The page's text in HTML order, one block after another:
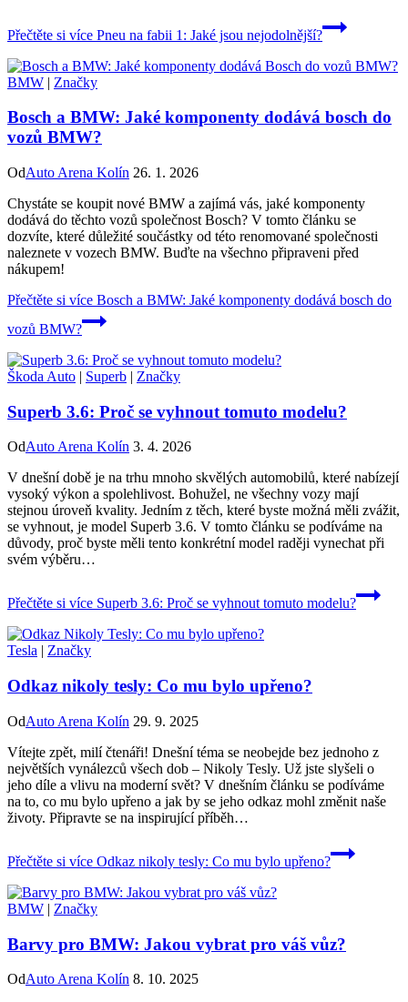
Přečtěte si více Pneu na fabii 1: Jaké jsou nejodolnější?
BMW | Značky
Bosch a BMW: Jaké komponenty dodává bosch do
vozů BMW?
OdAuto Arena Kolín 26. 1. 2026
Chystáte se koupit nové BMW a zajímá vás, jaké komponenty
dodává do těchto vozů společnost Bosch? V tomto článku se
dozvíte, které důležité součástky od této renomované společnosti
naleznete v vozech BMW. Buďte na všechno připraveni před
nákupem!
Přečtěte si více Bosch a BMW: Jaké komponenty dodává bosch do
vozů BMW?
Škoda Auto | Superb | Značky
Superb 3.6: Proč se vyhnout tomuto modelu?
OdAuto Arena Kolín 3. 4. 2026
V dnešní době je na trhu mnoho skvělých automobilů, které nabízejí
vysoký výkon a spolehlivost. Bohužel, ne všechny vozy mají
stejnou úroveň kvality. Jedním z těch, které byste možná měli zvážit,
se vyhnout, je model Superb 3.6. V tomto článku se podíváme na
důvody, proč byste měli tento konkrétní model raději vynechat při
svém výběru…
Přečtěte si více Superb 3.6: Proč se vyhnout tomuto modelu?
Tesla | Značky
Odkaz nikoly tesly: Co mu bylo upřeno?
OdAuto Arena Kolín 29. 9. 2025
Vítejte zpět, milí čtenáři! Dnešní téma se neobejde bez jednoho z
největších vynálezců všech dob – Nikoly Tesly. Už jste slyšeli o
jeho díle a vlivu na moderní svět? V dnešním článku se podíváme
na to, co mu bylo upřeno a jak by se jeho odkaz mohl změnit naše
životy. Připravte se na inspirující příběh…
Přečtěte si více Odkaz nikoly tesly: Co mu bylo upřeno?
BMW | Značky
Barvy pro BMW: Jakou vybrat pro váš vůz?
OdAuto Arena Kolín 8. 10. 2025